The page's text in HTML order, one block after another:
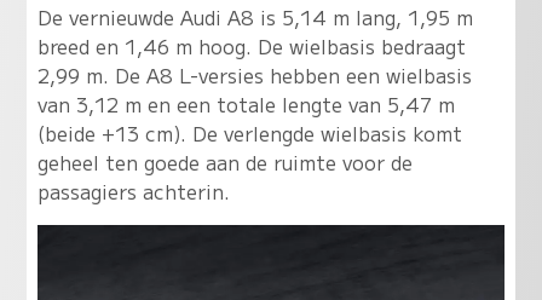
De vernieuwde Audi A8 is 5,14 m lang, 1,95 m
breed en 1,46 m hoog. De wielbasis bedraagt
2,99 m. De A8 L-versies hebben een wielbasis
van 3,12 m en een totale lengte van 5,47 m
(beide +13 cm). De verlengde wielbasis komt
geheel ten goede aan de ruimte voor de
passagiers achterin.